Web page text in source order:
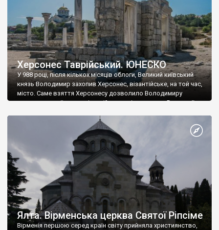
Херсонес Таврійський. ЮНЕСКО
У 988 році, після кількох місяців облоги, Великий київський
князь Володимир захопив Херсонес, візантійське, на той час,
місто. Саме взяття Херсонесу дозволило Володимиру
диктувати свої умови візантійському імператору Василю ІІ, та
Херсонесі Володимир-язичник, став Василем-християнином.
А потім було Хрещення Русі. На честь Херсонесу Таврійського
Ялта. Вірменська церква Святої Ріпсіме
Вірменія першою серед країн світу прийняла християнство,